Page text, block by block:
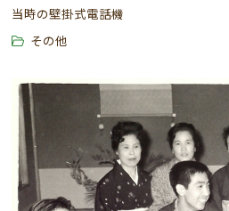
当時の壁掛式電話機
その他